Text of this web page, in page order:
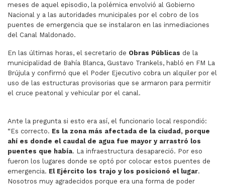
meses de aquel episodio, la polémica envolvió al Gobierno
Nacional y a las autoridades municipales por el cobro de los
puentes de emergencia que se instalaron en las inmediaciones
del Canal Maldonado.
En las últimas horas, el secretario de Obras Públicas de la
municipalidad de Bahía Blanca, Gustavo Trankels, habló en FM La
Brújula y confirmó que el Poder Ejecutivo cobra un alquiler por el
uso de las estructuras provisorias que se armaron para permitir
el cruce peatonal y vehicular por el canal.
Ante la pregunta si esto era así, el funcionario local respondió:
“Es correcto. Es la zona más afectada de la ciudad, porque
ahí es donde el caudal de agua fue mayor y arrastró los
puentes que había. La infraestructura desapareció. Por eso
fueron los lugares donde se optó por colocar estos puentes de
emergencia. El Ejército los trajo y los posicionó el lugar.
Nosotros muy agradecidos porque era una forma de poder